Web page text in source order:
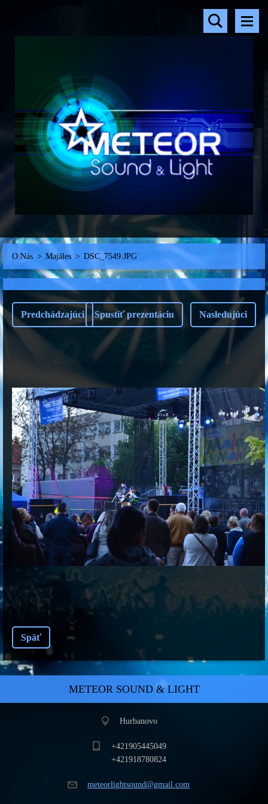
O Nás > Majáles > DSC_7549.JPG
Predchádzajúci Spustiť prezentáciu Nasledujúci
Späť
METEOR SOUND & LIGHT
Hurbanovo
+421905445049
+421918780824
meteorlightsound@gmail.com